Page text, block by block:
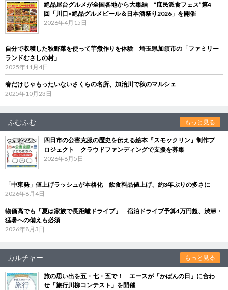
絶品屋台グルメが全国各地から大集結 “庶民派食フェス”第4
回「川口×絶品グルメビール＆日本酒祭り2026」を開催
2026年4月15日
自分で収穫した秋野菜を使って芋煮作りを体験 埼玉県加須市の「ファミリー
ランドむさしの村」
2025年11月4日
春だけじゃもったいないさくらの名所、加治川で秋のマルシェ
2025年10月23日
ふむふむ もっと見る
四日市の公害克服の歴史を伝える絵本『スモックリン』制作プ
ロジェクト クラウドファンディングで支援を募集
2026年8月5日
「中東発」値上げラッシュが本格化 飲食料品値上げ、約3年ぶりの多さに
2026年8月4日
物価高でも「夏は家族で長距離ドライブ」 宿泊ドライブ予算4万円超、渋滞・
猛暑への備えも必須
2026年8月3日
カルチャー もっと見る
旅の思い出を五・七・五で！ エースが「かばんの日」に合わ
せ「旅行川柳コンテスト」を開催